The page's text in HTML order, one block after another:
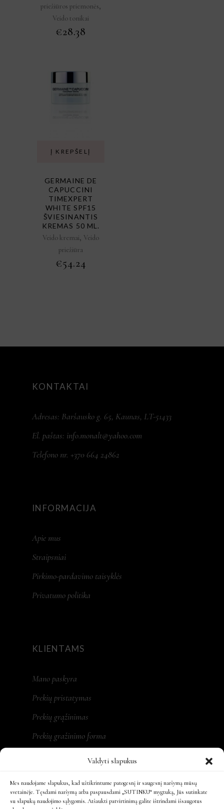
Valdyti slapukus
Mes naudojame slapukus, kad užtikrintume patogesnį ir saugesnį naršymą mūsų
svetainėje. Tęsdami naršymą arba paspausdami „SUTINKU“ mygtuką, Jūs sutinkate
su slapukų naudojimo sąlygomis. Atšaukti patvirtinimą galite ištrindami išsaugotus
priežiūros priemonės,
Veido tonikai
€28.38
Į KREPŠELĮ
GERMAINE DE
CAPUCCINI
TIMEXPERT
WHITE SPF15
ŠVIESINANTIS
KREMAS 50 ML.
Veido kremai, Veido
priežiūra
€54.24
KONTAKTAI
Adresas: Baršausko g. 65, Kaunas, LT-51433
El. paštas: info.monalt@yahoo.com
Telefono nr. +370 664 24862
INFORMACIJA
Apie mus
Straipsniai
Pirkimo-pardavimo taisyklės
Privatumo politika
KLIENTAMS
Mano paskyra
Prekių pristatymas
Prekių grąžinimas
Prekių gražinimo forma
REKVIZITAI